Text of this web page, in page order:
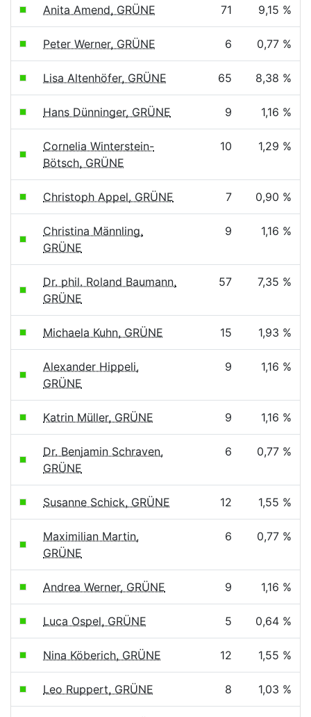
Anita Amend, GRÜNE 71 9,15 %
Peter Werner, GRÜNE 6 0,77 %
Lisa Altenhöfer, GRÜNE 65 8,38 %
Hans Dünninger, GRÜNE 9 1,16 %
Cornelia Winterstein-
Bötsch, GRÜNE
10 1,29 %
Christoph Appel, GRÜNE 7 0,90 %
Christina Männling,
GRÜNE
9 1,16 %
Dr. phil. Roland Baumann,
GRÜNE
57 7,35 %
Michaela Kuhn, GRÜNE 15 1,93 %
Alexander Hippeli,
GRÜNE
9 1,16 %
Katrin Müller, GRÜNE 9 1,16 %
Dr. Benjamin Schraven,
GRÜNE
6 0,77 %
Susanne Schick, GRÜNE 12 1,55 %
Maximilian Martin,
GRÜNE
6 0,77 %
Andrea Werner, GRÜNE 9 1,16 %
Luca Ospel, GRÜNE 5 0,64 %
Nina Köberich, GRÜNE 12 1,55 %
Leo Ruppert, GRÜNE 8 1,03 %